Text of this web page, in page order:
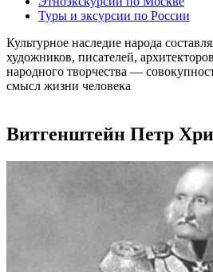
Туры и эксурсии по России
Культурное наследие народа
художников, писателей,
народного творчества ―
смысл жизни человека
Витгенштейн Петр